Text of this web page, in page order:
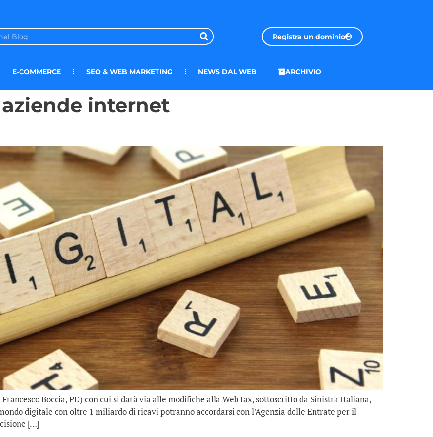
Registra un dominio
E-COMMERCE SEO & WEB MARKETING NEWS DAL WEB ARCHIVIO
internet
Boccia, PD) con cui si darà via alle modifiche alla Web tax, sottoscritto da Sinistra Italiana,
digitale con oltre 1 miliardo di ricavi potranno accordarsi con l’Agenzia delle Entrate per il
[…]